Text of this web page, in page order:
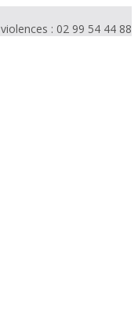
: 02 99 54 44 88